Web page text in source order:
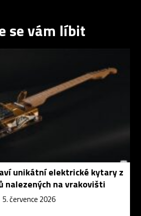
se vám líbit
unikátní elektrické kytary z
nalezených na vrakovišti
5. července 2026